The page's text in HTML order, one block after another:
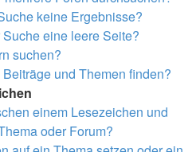
keine Ergebnisse?
eine leere Seite?
suchen?
und Themen finden?
einem Lesezeichen und
oder Forum?